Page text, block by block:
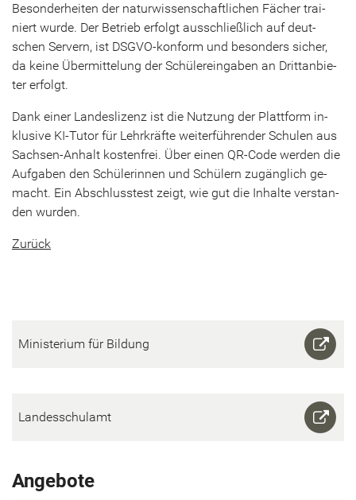
Be­son­der­hei­ten der na­tur­wis­sen­schaft­li­chen Fä­cher trai­
niert wurde. Der Be­trieb er­folgt aus­schließ­lich auf deut­
schen Ser­vern, ist DSGVO-​konform und be­son­ders si­cher,
da keine Über­mit­te­lung der Schü­ler­ein­ga­ben an Dritt­an­bie­
ter er­folgt.
Dank einer Lan­des­li­zenz ist die Nut­zung der Platt­form in­
klu­si­ve KI-​Tutor für Lehr­kräf­te wei­ter­füh­ren­der Schu­len aus
Sachsen-​Anhalt kos­ten­frei. Über einen QR-​Code wer­den die
Auf­ga­ben den Schü­le­rin­nen und Schü­lern zu­gäng­lich ge­
macht. Ein Ab­schluss­test zeigt, wie gut die In­hal­te ver­stan­
den wur­den.
Zu­rück
Mi­nis­te­ri­um für Bil­dung
Lan­des­schul­amt
Angebote